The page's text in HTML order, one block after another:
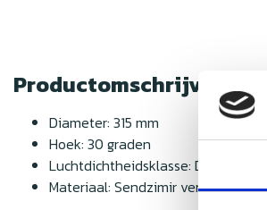
Productomschrijving
Diameter: 315 mm
Hoek: 30 graden
Luchtdichtheidsklasse: D
Materiaal: Sendzimir verzinkt staal